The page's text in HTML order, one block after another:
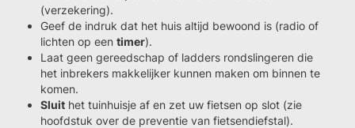
(verzekering).
Geef de indruk dat het huis altijd bewoond is (radio of
lichten op een timer).
Laat geen gereedschap of ladders rondslingeren die
het inbrekers makkelijker kunnen maken om binnen te
komen.
Sluit het tuinhuisje af en zet uw fietsen op slot (zie
hoofdstuk over de preventie van fietsendiefstal).